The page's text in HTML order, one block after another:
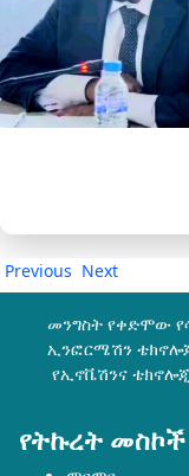
Previous Next
መንግስት የቀድሞው
ኢንፎርሜሽን
የኢኖቬሽንና
የትኩረት መስኮች